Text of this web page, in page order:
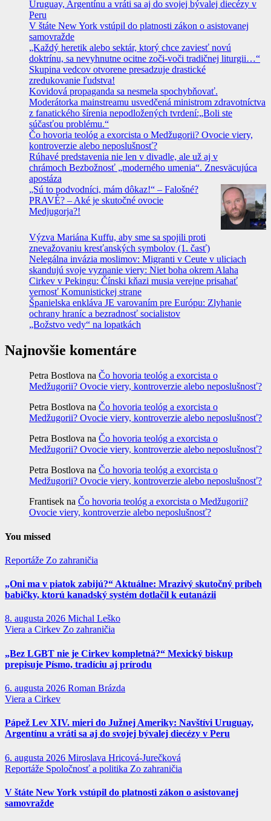
Uruguay, Argentínu a vráti sa aj do svojej bývalej diecézy v
Peru
V štáte New York vstúpil do platnosti zákon o asistovanej
samovražde
„Každý heretik alebo sektár, ktorý chce zaviesť novú
doktrínu, sa nevyhnutne ocitne zoči-voči tradičnej liturgii…“
Skupina vedcov otvorene presadzuje drastické
zredukovanie ľudstva!
Kovidová propaganda sa nesmela spochybňovať.
Moderátorka mainstreamu usvedčená ministrom zdravotníctva
z fanatického šírenia nepodložených tvrdení:„Boli ste
súčasťou problému.“
Čo hovoria teológ a exorcista o Medžugorii? Ovocie viery,
kontroverzie alebo neposlušnosť?
Rúhavé predstavenia nie len v divadle, ale už aj v
chrámoch Bezbožnosť „moderného umenia“. Znesväcujúca
apostáza
„Sú to podvodníci, mám dôkaz!“ – Falošné?
PRAVÉ? – Aké je skutočné ovocie
Medjugorja?!
Výzva Mariána Kuffu, aby sme sa spojili proti
znevažovaniu kresťanských symbolov (1. časť)
Nelegálna invázia moslimov: Migranti v Ceute v uliciach
skandujú svoje vyznanie viery: Niet boha okrem Alaha
Cirkev v Pekingu: Čínski kňazi musia verejne prisahať
vernosť Komunistickej strane
Španielska enkláva JE varovaním pre Európu: Zlyhanie
ochrany hraníc a bezradnosť socialistov
„Božstvo vedy“ na lopatkách
Najnovšie komentáre
Petra Bostlova na Čo hovoria teológ a exorcista o
Medžugorii? Ovocie viery, kontroverzie alebo neposlušnosť?
Petra Bostlova na Čo hovoria teológ a exorcista o
Medžugorii? Ovocie viery, kontroverzie alebo neposlušnosť?
Petra Bostlova na Čo hovoria teológ a exorcista o
Medžugorii? Ovocie viery, kontroverzie alebo neposlušnosť?
Petra Bostlova na Čo hovoria teológ a exorcista o
Medžugorii? Ovocie viery, kontroverzie alebo neposlušnosť?
Frantisek na Čo hovoria teológ a exorcista o Medžugorii?
Ovocie viery, kontroverzie alebo neposlušnosť?
You missed
Reportáže Zo zahraničia
„Oni ma v piatok zabijú?“ Aktuálne: Mrazivý skutočný príbeh
babičky, ktorú kanadský systém dotlačil k eutanázii
8. augusta 2026 Michal Leško
Viera a Cirkev Zo zahraničia
„Bez LGBT nie je Cirkev kompletná?“ Mexický biskup
prepisuje Písmo, tradíciu aj prírodu
6. augusta 2026 Roman Brázda
Viera a Cirkev
Pápež Lev XIV. mieri do Južnej Ameriky: Navštívi Uruguay,
Argentínu a vráti sa aj do svojej bývalej diecézy v Peru
6. augusta 2026 Miroslava Hricová-Jurečková
Reportáže Spoločnosť a politika Zo zahraničia
V štáte New York vstúpil do platnosti zákon o asistovanej
samovražde